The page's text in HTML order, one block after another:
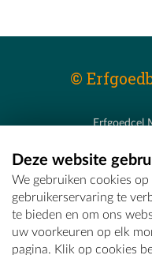
©
Erfgoedcel
T
E -
Deze website
We gebruiken cookies
gebruikerservaring te
te bieden en om ons
uw voorkeuren op elk
pagina. Klik op cookies